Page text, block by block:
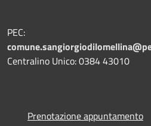
PEC:
Centralino Unico: 0384 43010
Prenotazione appuntamento